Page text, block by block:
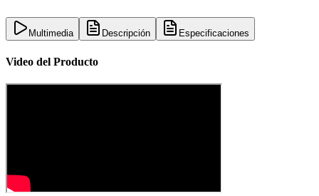
Multimedia Descripción Especificaciones
Video del Producto